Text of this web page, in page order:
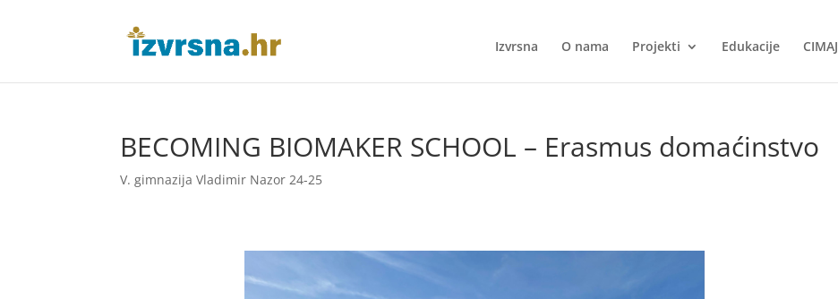
Izvrsna O nama Projekti Edukacije CIMAJ
BECOMING BIOMAKER SCHOOL – Erasmus domaćinstvo
V. gimnazija Vladimir Nazor 24-25